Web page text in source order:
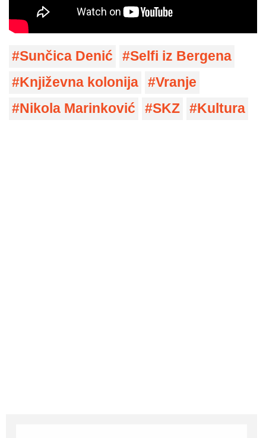
Sunčica Denić
Selfi iz Bergena
Književna kolonija
Vranje
Nikola Marinković
SKZ Kultura